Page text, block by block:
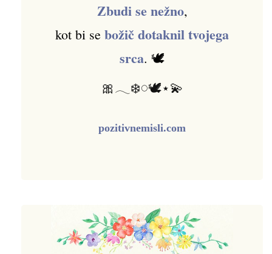
Zbudi se nežno,
kot bi se božič dotaknil tvojega
srca. 🕊️
🎀𓂃❄️𓏸🕊️⋆💫
pozitivnemisli.com